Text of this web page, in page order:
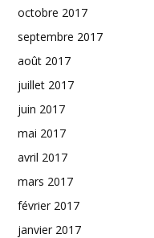
octobre 2017
septembre 2017
août 2017
juillet 2017
juin 2017
mai 2017
avril 2017
mars 2017
février 2017
janvier 2017